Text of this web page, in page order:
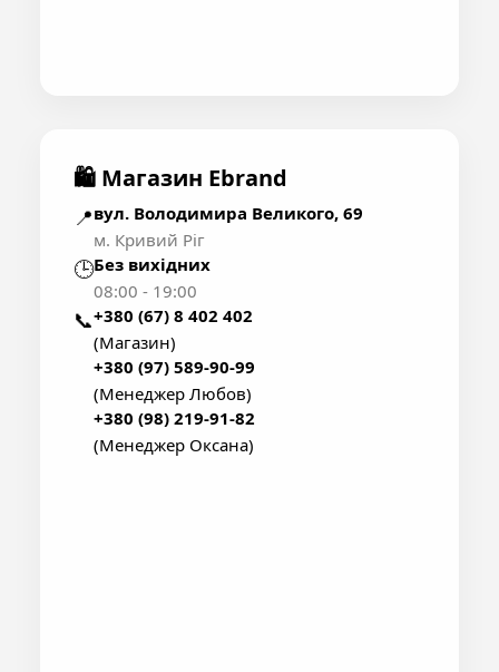
🛍 Магазин Ebrand
📍вул. Володимира Великого, 69
м. Кривий Ріг
🕒Без вихідних
08:00 - 19:00
📞+380 (67) 8 402 402
(Магазин)
+380 (97) 589-90-99
(Менеджер Любов)
+380 (98) 219-91-82
(Менеджер Оксана)